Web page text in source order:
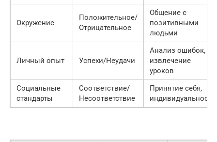
Окружение
Положительное/
Отрицательное
Общение с
позитивными
людьми
Личный опыт Успехи/Неудачи
Анализ ошибок,
извлечение
уроков
Социальные
стандарты
Соответствие/
Несоответствие
Принятие себя,
индивидуальность